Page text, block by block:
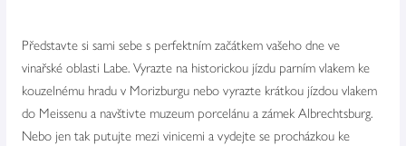
Představte si sami sebe s perfektním začátkem vašeho dne ve
vinařské oblasti Labe. Vyrazte na historickou jízdu parním vlakem ke
kouzelnému hradu v Morizburgu nebo vyrazte krátkou jízdou vlakem
do Meissenu a navštivte muzeum porcelánu a zámek Albrechtsburg.
Nebo jen tak putujte mezi vinicemi a vydejte se procházkou ke